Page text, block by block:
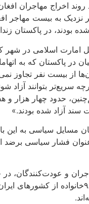
اخراج مهاجران
به بیست مهاجر
بودند، در پاکستان
امارت اسلامی در شهر
در پاکستان که به
از بیست نفر تجاوز
سریع‌تر بتوانند آزاد
حدود چهار هزار و
سند آزاد شده بودند.»
مسایل سیاسی به این
فشار سیاسی برضد
ماه جاری، ۱۵ هزار و ۹۸۹خانواده از